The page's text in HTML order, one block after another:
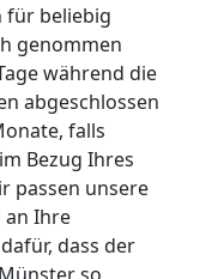
für beliebig
genommen
während die
abgeschlossen
falls
Bezug Ihres
passen unsere
an Ihre
dass der